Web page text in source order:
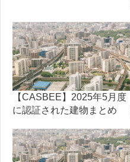
【CASBEE】2025年5月度
に認証された建物まとめ